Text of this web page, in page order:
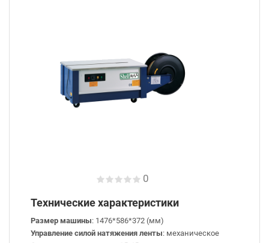
0
Технические характеристики
Размер машины: 1476*586*372 (мм)
Управление силой натяжения ленты: механическое